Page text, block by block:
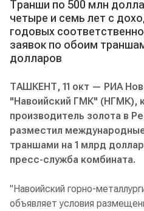
Транши по 500 млн
четыре и семь лет с
годовых
заявок по обоим
долларов
ТАШКЕНТ, 11 окт — РИА
"Навоийский ГМК" (НГМК),
производитель золота в
разместил
траншами на 1 млрд
пресс-служба комбината.
"Навоийский горно-
объявляет условия